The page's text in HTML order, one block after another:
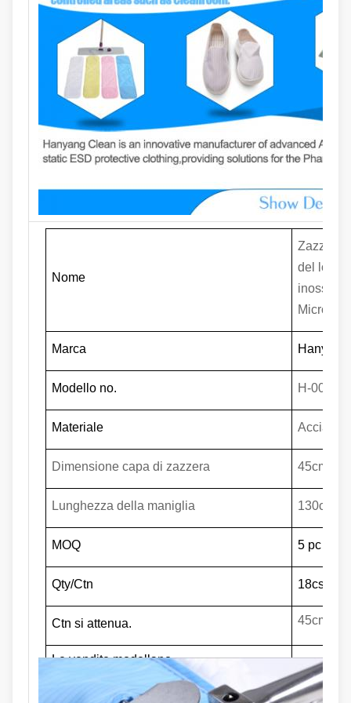
Nome
Zazzera
del
Marca
Modello no. H-006
Materiale Acciaio
Dimensione capa di zazzera
Lunghezza della maniglia 130cm
MOQ 5 pc
Qty/Ctn 18cs
Ctn si attenua.
Le vendite modellano